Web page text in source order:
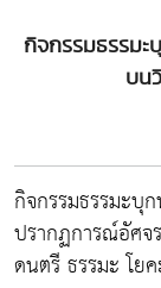
กิจกรรมธรรม
บน
กิจกรรมธรรมะบุ
ปรากฏการณ์อัศจ
ดนตรี ธรรมะ โย